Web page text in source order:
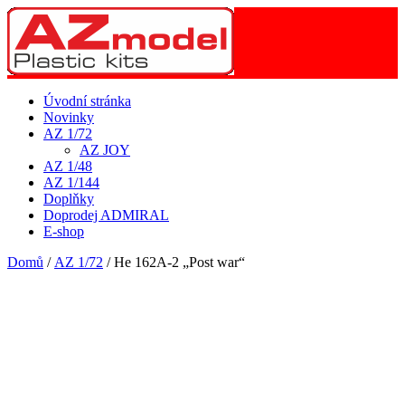
Úvodní stránka
Novinky
AZ 1/72
AZ JOY
AZ 1/48
AZ 1/144
Doplňky
Doprodej ADMIRAL
E-shop
Domů / AZ 1/72 / He 162A-2 „Post war“